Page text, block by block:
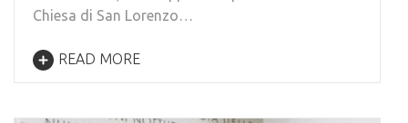
Chiesa di San Lorenzo…
READ MORE